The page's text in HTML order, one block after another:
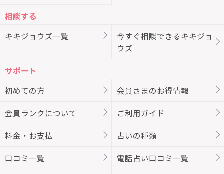
相談する
キキジョウズ一覧
今すぐ相談できるキキジョ
ウズ
サポート
初めての方
会員さまのお得情報
会員ランクについて ご利用ガイド
料金・お支払 占いの種類
口コミ一覧 電話占い口コミ一覧